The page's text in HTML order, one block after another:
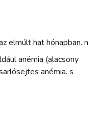
elmúlt hat hónapban. n
anémia (alacsony
anémia. s